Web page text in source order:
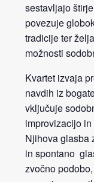
sestavljajo
povezuje
tradicije ter
možnosti
Kvartet izvaja
navdih iz
vključuje
improvizacijo
Njihova glasba
in spontano
zvočno